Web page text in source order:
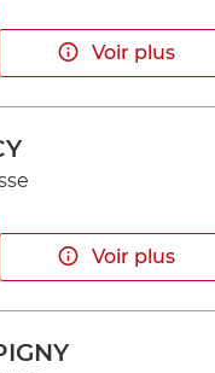
Voir plus
Voir plus